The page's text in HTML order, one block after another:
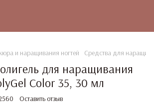
и наращивания ногтей Средства для
для наращивания
Color 35, 30 мл
Оставить отзыв